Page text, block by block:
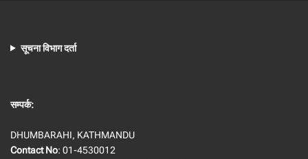
सूचना विभाग दर्ता
सम्पर्क:
DHUMBARAHI, KATHMANDU
Contact No: 01-4530012